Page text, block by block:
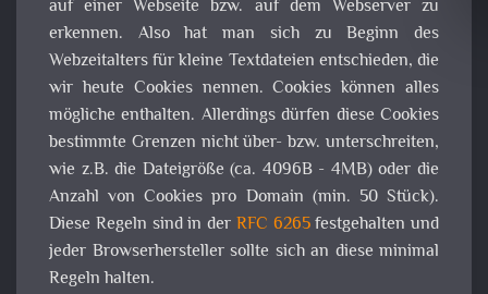
auf einer Webseite bzw. auf dem Webserver zu
erkennen. Also hat man sich zu Beginn des
Webzeitalters für kleine Textdateien entschieden, die
wir heute Cookies nennen. Cookies können alles
mögliche enthalten. Allerdings dürfen diese Cookies
bestimmte Grenzen nicht über- bzw. unterschreiten,
wie z.B. die Dateigröße (ca. 4096B - 4MB) oder die
Anzahl von Cookies pro Domain (min. 50 Stück).
Diese Regeln sind in der RFC 6265festgehalten und
jeder Browserhersteller sollte sich an diese minimal
Regeln halten.